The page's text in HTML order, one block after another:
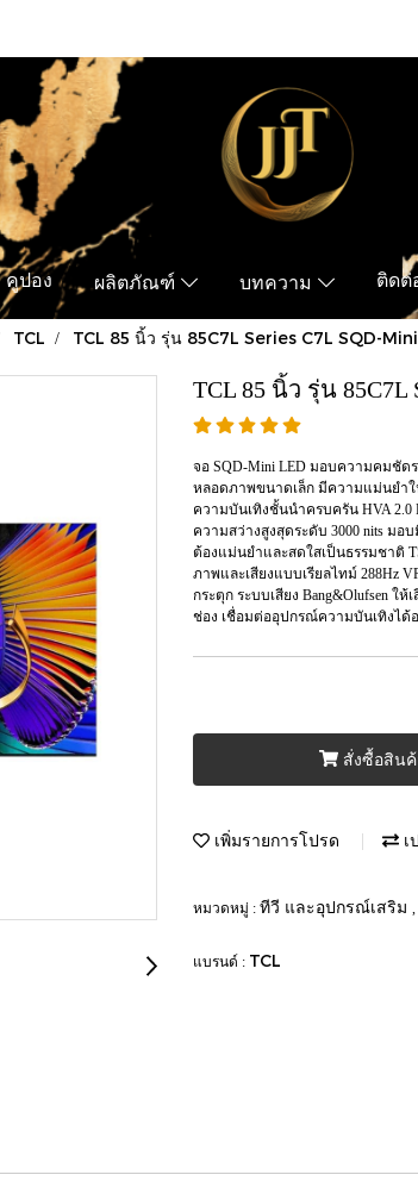
คูปอง ผลิตภัณฑ์ บทความ ติดต่
TCL TCL 85 นิ้ว รุ่น 85C7L Series C7L SQD-
TCL 85 นิ้ว รุ่น 85C7L
จอ SQD-Mini LED มอบความคมชัดร
หลอดภาพขนาดเล็ก มีความแม่นยำใ
ความบันเทิงชั้นนำครบครัน HVA
ความสว่างสูงสุดระดับ 3000 nits มอ
ต้องแม่นยำและสดใสเป็นธรรมชาติ
ภาพและเสียงแบบเรียลไทม์ 288Hz
กระตุก ระบบเสียง Bang&Olufsen
ช่อง เชื่อมต่ออุปกรณ์ความบันเทิงได้
สั่งซื้อสินค้
เพิ่มรายการโปรด เ
หมวดหมู่ : ทีวี และอุปกรณ์เสริม
แบรนด์ : TCL